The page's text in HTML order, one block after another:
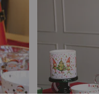
En savoir plus